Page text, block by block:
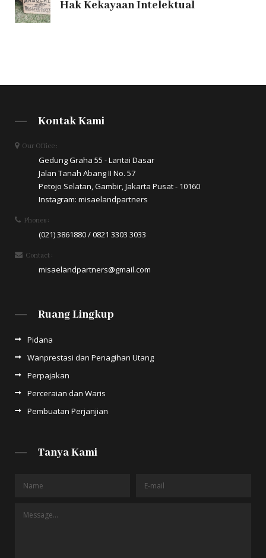
Hak Kekayaan Intelektual
Kontak Kami
Our Office :
Gedung Graha 55 - Lantai Dasar
Jalan Tanah Abang II No. 57
Petojo Selatan, Gambir, Jakarta Pusat - 10160
Instagram: misaelandpartners
Phones :
(021) 3861880 / 0821 3303 3033
Contact :
misaelandpartners@gmail.com
Ruang Lingkup
Pidana
Wanprestasi dan Penagihan Utang
Perpajakan
Perceraian dan Waris
Pembuatan Perjanjian
Tanya Kami